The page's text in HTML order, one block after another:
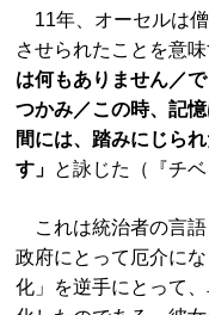
11年、オーセルは
させられたことを意
は何もありません／
つかみ／この時、記
間には、踏みにじら
す」 と詠じた（『チ
これは統治者の言語
政府にとって厄介に
化」を逆手にとって